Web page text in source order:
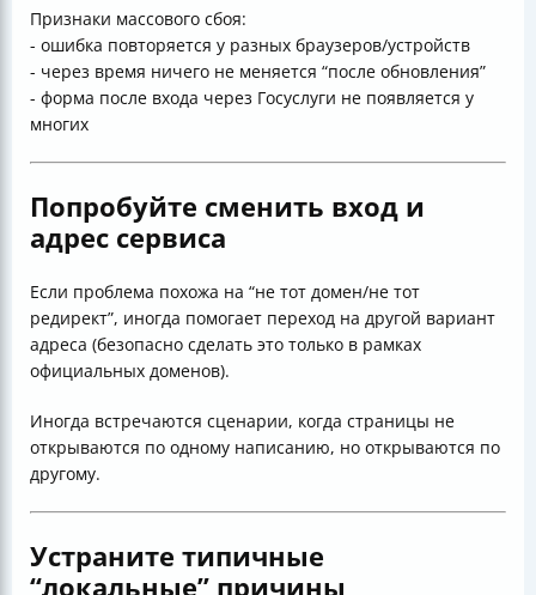
Признаки массового сбоя:
- ошибка повторяется у разных браузеров/устройств
- через время ничего не меняется “после обновления”
- форма после входа через Госуслуги не появляется у
многих
Попробуйте сменить вход и
адрес сервиса
Если проблема похожа на “не тот домен/не тот
редирект”, иногда помогает переход на другой вариант
адреса (безопасно сделать это только в рамках
официальных доменов).
Иногда встречаются сценарии, когда страницы не
открываются по одному написанию, но открываются по
другому.
Устраните типичные
“локальные” причины